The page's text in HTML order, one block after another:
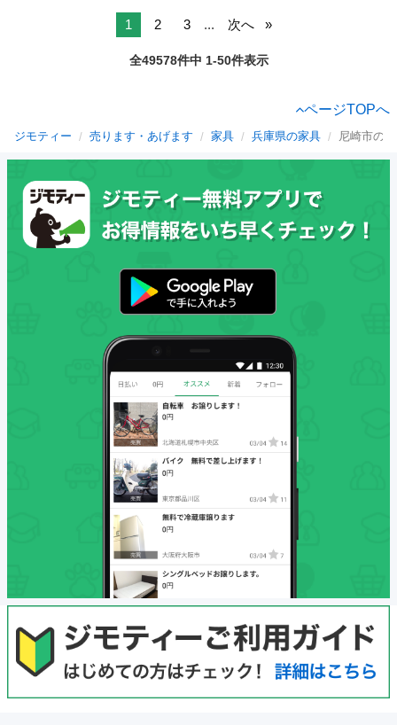
1 2 3 ... 次へ
全49578件中 1-50件表示
ページTOPへ
ジモティー 売ります・あげます 家具 兵庫県の家具 尼崎市の